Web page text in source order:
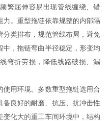
繁屈伸容易出现管线缠绕、错
。重型拖链依靠规整的内部隔
分类排布，规范管线布局，避免
，拖链弯曲半径稳定，形变均
弯折劳损，降低线路破损、漏
用环境。多数重型拖链选用合
良好的耐磨、抗压、抗冲击性
化大的重工车间环境中，结构